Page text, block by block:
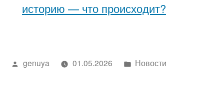
историю — что происходит?
Написано
genuya 01.05.2026
Написано
Новости